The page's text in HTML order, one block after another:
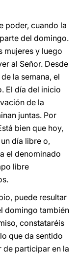
poder, cuando la
del domingo.
mujeres y luego
al Señor. Desde
la semana, el
El día del inicio
de la
juntas. Por
bien que hoy,
día libre o,
el denominado
libre
puede resultar
domingo también
constataréis
que da sentido
de participar en la